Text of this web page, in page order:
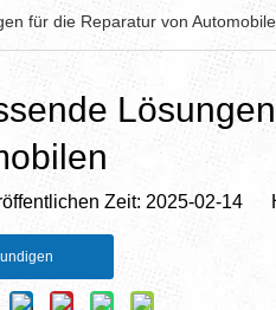
für die Reparatur von
Zeit: 2025-02-14